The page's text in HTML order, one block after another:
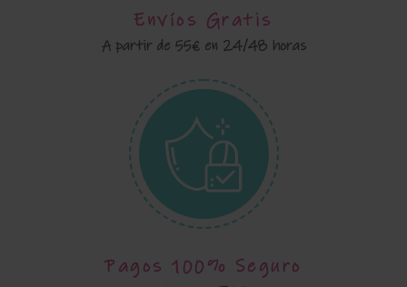
Envíos Gratis
A partir de 55€ en 24/48 horas
Pagos 100% Seguro